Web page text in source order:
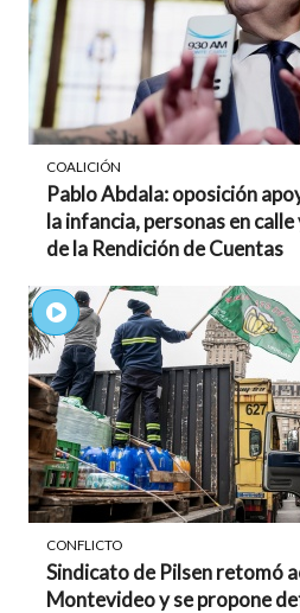
COALICIÓN
Pablo Abdala: oposición
la infancia, personas en
de la Rendición de Cuentas
CONFLICTO
Sindicato de Pilsen retomó
Montevideo y se propone